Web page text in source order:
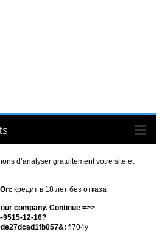
d’analyser gratuitement votre site et
кредит в 18 лет без отказа
company. Continue =>>
12-16?
fi704y